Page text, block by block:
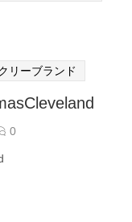
リーブランド
0